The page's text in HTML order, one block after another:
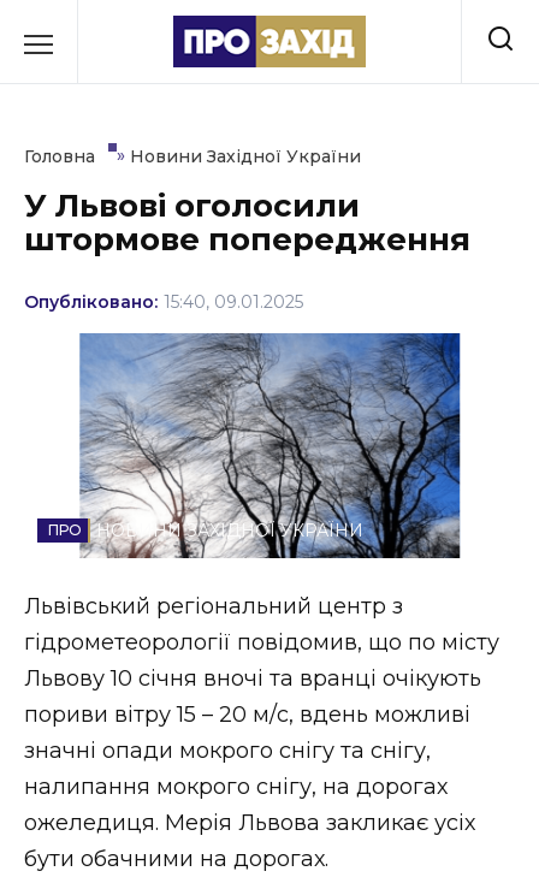
до
Культура
Освіта
Політика
Соціум
Спорт
Стиль життя
Втрачений Ужгород
Втрачений Ужгород (відеоверсія)
ЗАКАРПАТСЬКІ НОВИНИ
Головна » Новини Західної України
У Львові оголосили
штормове попередження
Опубліковано: 15:40, 09.01.2025
НОВИНИ ЗАХІДНОЇ УКРАЇНИ
Львівський регіональний центр з
гідрометеорології повідомив, що по місту
Львову 10 січня вночі та вранці очікують
пориви вітру 15 – 20 м/с, вдень можливі
значні опади мокрого снігу та снігу,
налипання мокрого снігу, на дорогах
ожеледиця. Мерія Львова закликає усіх
бути обачними на дорогах.